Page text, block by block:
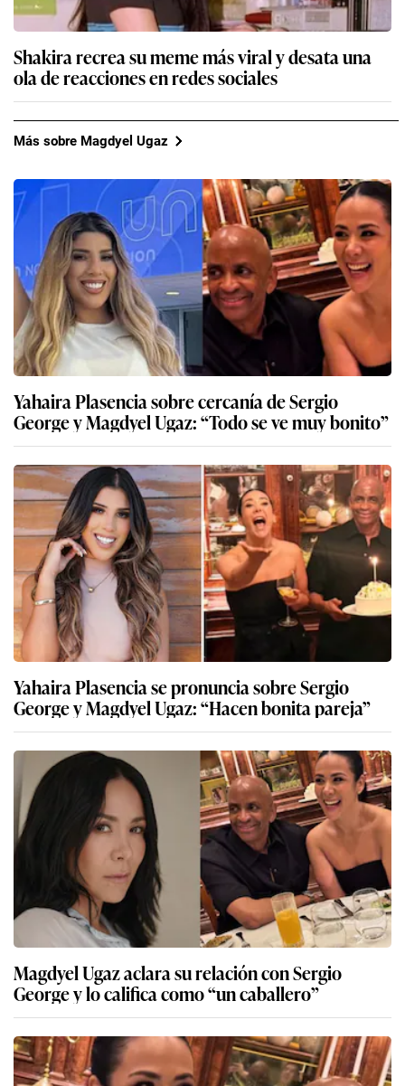
Shakira recrea su meme más viral y desata una
ola de reacciones en redes sociales
Más sobre Magdyel Ugaz
Yahaira Plasencia sobre cercanía de Sergio
George y Magdyel Ugaz: “Todo se ve muy bonito”
Yahaira Plasencia se pronuncia sobre Sergio
George y Magdyel Ugaz: “Hacen bonita pareja”
Magdyel Ugaz aclara su relación con Sergio
George y lo califica como “un caballero”